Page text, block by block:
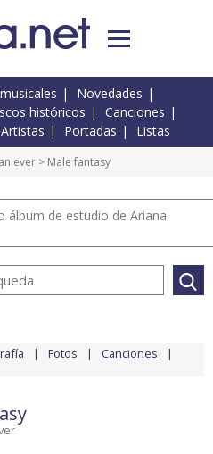
Novedades
históricos
Canciones
Artistas Portadas Listas
ever > Male fantasy
álbum de estudio de Ariana
Fotos Canciones